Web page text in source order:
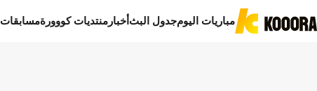
مباريات اليومجدول البثأخبار منتديات كووورةمسابقات